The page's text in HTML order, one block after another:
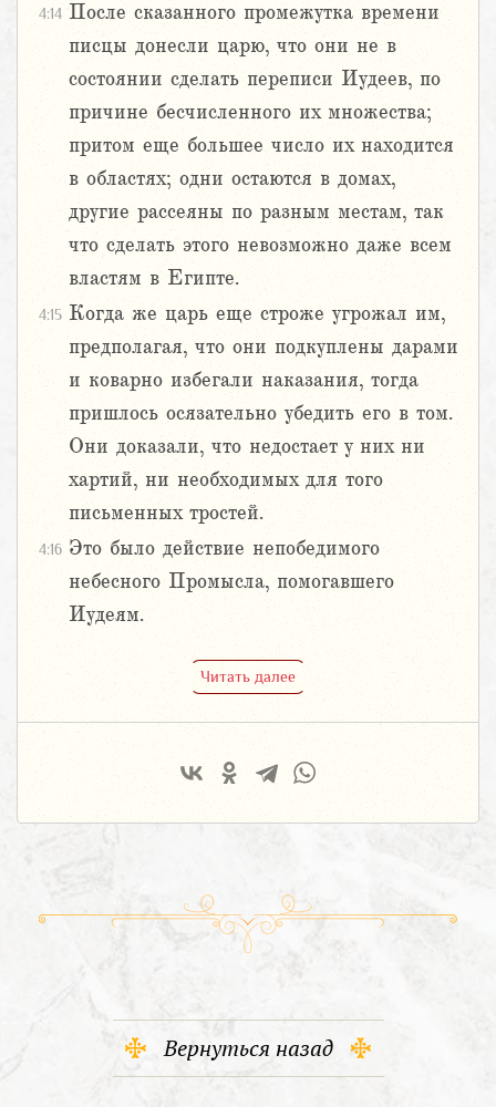
4:14 После сказанного промежутка времени
писцы донесли царю, что они не в
состоянии сделать переписи Иудеев, по
причине бесчисленного их множества;
притом еще большее число их находится
в областях; одни остаются в домах,
другие рассеяны по разным местам, так
что сделать этого невозможно даже всем
властям в Египте.
4:15 Когда же царь еще строже угрожал им,
предполагая, что они подкуплены дарами
и коварно избегали наказания, тогда
пришлось осязательно убедить его в том.
Они доказали, что недостает у них ни
хартий, ни необходимых для того
письменных тростей.
4:16 Это было действие непобедимого
небесного Промысла, помогавшего
Иудеям.
Читать далее
Вернуться назад